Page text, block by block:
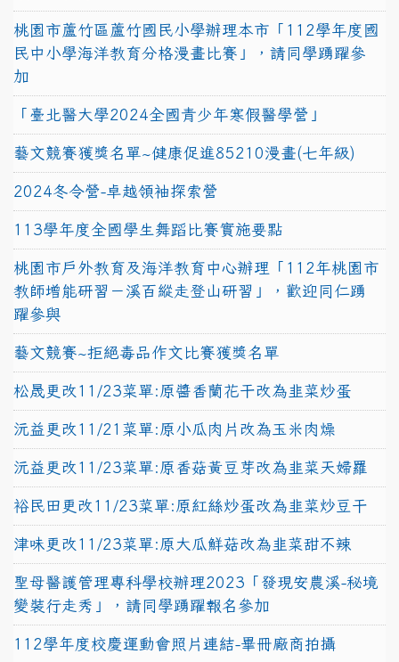
桃園市蘆竹區蘆竹國民小學辦理本市「112學年度國
民中小學海洋教育分格漫畫比賽」，請同學踴躍參
加
「臺北醫大學2024全國青少年寒假醫學營」
藝文競賽獲獎名單~健康促進85210漫畫(七年級)
2024冬令營-卓越領袖探索營
113學年度全國學生舞蹈比賽實施要點
桃園市戶外教育及海洋教育中心辦理「112年桃園市
教師增能研習－溪百縱走登山研習」，歡迎同仁踴
躍參與
藝文競賽~拒絕毒品作文比賽獲獎名單
松晟更改11/23菜單:原醬香蘭花干改為韭菜炒蛋
沅益更改11/21菜單:原小瓜肉片改為玉米肉燥
沅益更改11/23菜單:原香菇黃豆芽改為韭菜天婦羅
裕民田更改11/23菜單:原紅絲炒蛋改為韭菜炒豆干
津味更改11/23菜單:原大瓜鮮菇改為韭菜甜不辣
聖母醫護管理專科學校辦理2023「發現安農溪-秘境
變裝行走秀」，請同學踴躍報名參加
112學年度校慶運動會照片連結-畢冊廠商拍攝